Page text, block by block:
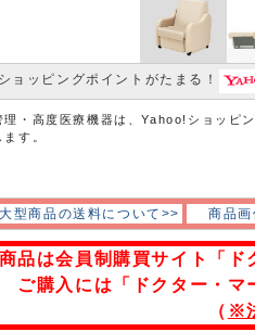
ョッピングポイントがたまる！
理・高度医療機器は、Yahoo!ショッピ
す。
型商品の送料について>> 商品
品は会員制購買サイト「ド
ご購入には「ドクター・マ
（ ※